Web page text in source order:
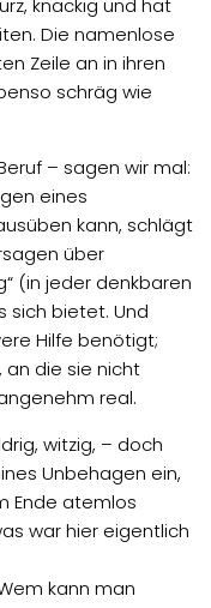
Die namenlose
Zeile an in ihren
schräg wie
– sagen wir mal:
eines
kann, schlägt
über
(in jeder denkbaren
sich bietet. Und
Hilfe benötigt;
an die sie nicht
real.
witzig, – doch
Unbehagen ein,
Ende atemlos
war hier eigentlich
kann man